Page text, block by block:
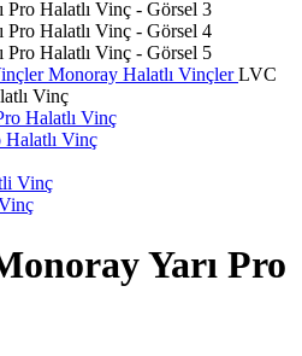
Monoray Halatlı VinçlerLVC
Vinç
Halatlı Vinç
Yarı Pro